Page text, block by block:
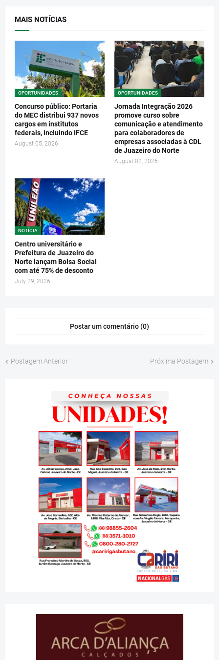
MAIS NOTÍCIAS
OPORTUNIDADES
Concurso público: Portaria
do MEC distribui 937 novos
cargos em institutos
federais, incluindo IFCE
August 05, 2026
OPORTUNIDADES
Jornada Integração 2026
promove curso sobre
comunicação e atendimento
para colaboradores de
empresas associadas à CDL
de Juazeiro do Norte
August 02, 2026
NOTÍCIA
Centro universitário e
Prefeitura de Juazeiro do
Norte lançam Bolsa Social
com até 75% de desconto
July 29, 2026
Postar um comentário (0)
Postagem Anterior Próxima Postagem